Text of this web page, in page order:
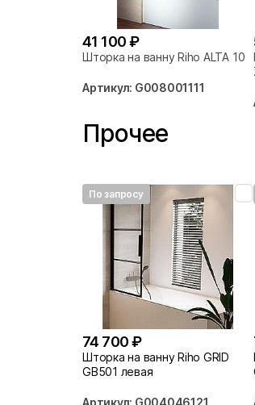
41 100 ₽
Шторка на ванну Riho ALTA 100
Артикул: G008001111
Прочее
По запросу
74 700 ₽
Шторка на ванну Riho GRID
GB501 левая
Артикул: G004046121